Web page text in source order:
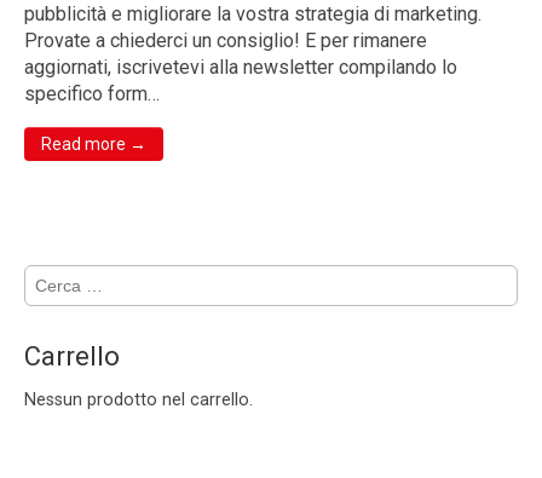
pubblicità e migliorare la vostra strategia di marketing.
Provate a chiederci un consiglio! E per rimanere
aggiornati, iscrivetevi alla newsletter compilando lo
specifico form…
Read more →
Ricerca
per:
Carrello
Nessun prodotto nel carrello.